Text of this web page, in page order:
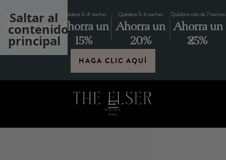
Saltar al
contenido
principal
Quédese 1-2 noches
Ahorra un
10%
Quédese 3-4 noches
Ahorra un
15%
Quédese 5-6 noches
Ahorra un
20%
Quédate más de 7 noches
Ahorra un
25%
HAGA CLIC AQUÍ